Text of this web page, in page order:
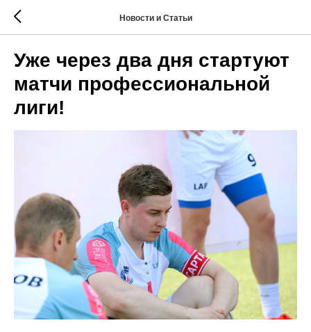
Новости и Статьи
Уже через два дня стартуют
матчи профессиональной
лиги!